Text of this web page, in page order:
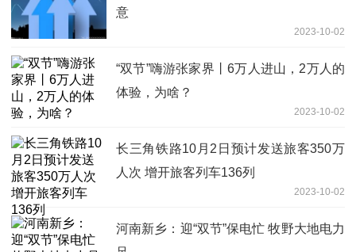
意
2023-10-02
“双节”嗨游张家界丨6万人进山，2万人的
体验，为啥？
2023-10-02
长三角铁路10月2日预计发送旅客350万
人次 增开旅客列车136列
2023-10-02
河南新乡：迎“双节”保电忙 牧野大地电力